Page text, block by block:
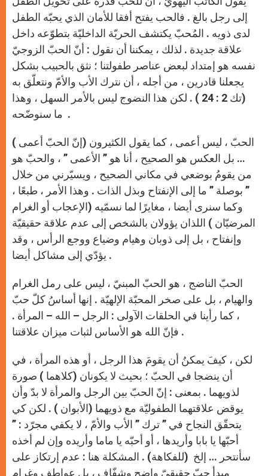
p e
r
k
إلى رجل بالغ . فالحب يفتح أفقا للأمان الذي يحبّه الطفل
لدى ذويه . المُحبّ يكتشف الحريّة الداخليّة بتطوّعه داخل
علاقة جديدة . لذلك ، يمكننا أن نقول : أنّ الحبّ الزوجيّ
نفسه هو إمتداد لبعض عناصر طفولتنا ؛ نثق بالحبيب بشكل
يجعلنا قادرين ، من أجله ، أن نترك الأب والأمّ ونتعلّق به
(تك 2 : 24 ) . لكن هذا النضوج ليس بالأمر السهل ، وهذا
ما سنوضّحه .
الحبّ ، ليس أعمى ، كما يقول الكثيرون (إنّ الحبّ أعمى )
… بل العكس هو الصحيح ، أنا هو ” الأعمى ” ، والحبّ هو
من يقومُ بوضعي في مكاني الصحيح ، ويسيّرني من خلال
” بوصلة ” ما إلى الإنفتاح وبذل الذات . وهذا الأمر ، طبعًا ،
وكما سنرى أيضا ، مغايرًا لما نسمّيه (الإعجاب أو الغرام
المرضيّان ) اللذان يؤولان بالشخص إلى عدم علاقة حقيقيّة
وإنفتاح ، بل إلى ذوبان وهيام وضياع ووجع الرأس ، وقد
يؤدّي إلى مشاكل أيضا .
الحبّ الناضج ، هو الحبّ المبنيّ ، ليس على رمل الغرام
والهيام ، بل على صخر المحبّة الإلهيّة . إنها أساسُ كلّ حبّ
، كما رأينا في الحلقات الآولى : الرجل – الله – المرأة .
فإنّ الله هو الأساس لثبات ميزان علاقتنا .
لكن ، كيفَ يمكنُ أن يقومَ هذا الرجل ، أو هذه المرأة ، في
أن ينضجا في الحبّ ؛ بحيث لا يكونان (كلاهما ) صورة
لذويهما . بمعنى : إنّ الحبّ بين الرجل والمرأة لا بدّ وأن
يوقض علاقتهما الطفوليّة مع ذويهما (الأبوان ) . لكن كي
يتحقّق النجاح في ” ترك ” الأب والأمّ ، لا يكفي مجرّد : ”
أحبّها يا بابا وأريدها ، أو أحبّه يا ماما وأريده وإن لم أخذه
سأنتحر … إلخ (للفكاهة) . المشكلة هنا : عدم إرتكاز على
مبدأ حبّ حقيقيّ واضح وشفّاف ، بل عواطف وغرام